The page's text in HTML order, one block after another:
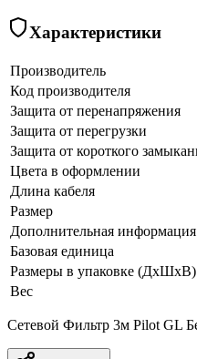
Характеристики
Производитель
Код производителя
Защита от перенапряжения
Защита от перегрузки
Защита от короткого
Цвета в оформлении
Длина кабеля
Размер
Дополнительная информация
Базовая единица
Размеры в упаковке (ДхШхВ)
Вес
Сетевой Фильтр 3м Pilot GL